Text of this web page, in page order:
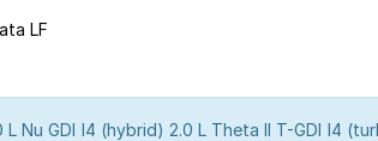
LF
Nu GDI I4 (hybrid) 2.0 L Theta II T-GDI I4